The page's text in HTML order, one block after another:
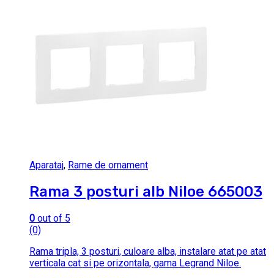
Aparataj, Rame de ornament
Rama 3 posturi alb Niloe 665003
0 out of 5
(0)
Rama tripla, 3 posturi, culoare alba, instalare atat pe atat
verticala cat si pe orizontala, gama Legrand Niloe.